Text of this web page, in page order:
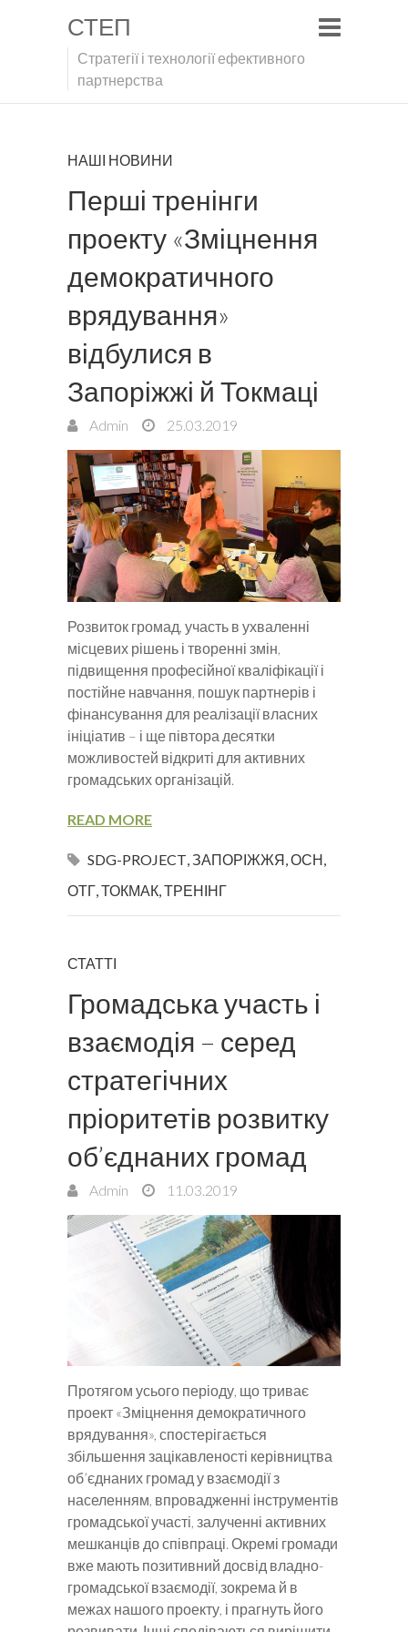
СТЕП
Стратегії і технології ефективного
партнерства
НАШІ НОВИНИ
Перші тренінги
проекту «Зміцнення
демократичного
врядування»
відбулися в
Запоріжжі й Токмаці
Admin 25.03.2019
Розвиток громад, участь в ухваленні
місцевих рішень і творенні змін,
підвищення професійної кваліфікації і
постійне навчання, пошук партнерів і
фінансування для реалізації власних
ініціатив – і ще півтора десятки
можливостей відкриті для активних
громадських організацій.
READ MORE
SDG-PROJECT ЗАПОРІЖЖЯ ОСН
ОТГ ТОКМАК ТРЕНІНГ
СТАТТІ
Громадська участь і
взаємодія – серед
стратегічних
пріоритетів розвитку
об’єднаних громад
Admin 11.03.2019
Протягом усього періоду, що триває
проект «Зміцнення демократичного
врядування», спостерігається
збільшення зацікавленості керівництва
об’єднаних громад у взаємодії з
населенням, впровадженні інструментів
громадської участі, залученні активних
мешканців до співпраці. Окремі громади
вже мають позитивний досвід владно-
громадської взаємодії, зокрема й в
межах нашого проекту, і прагнуть його